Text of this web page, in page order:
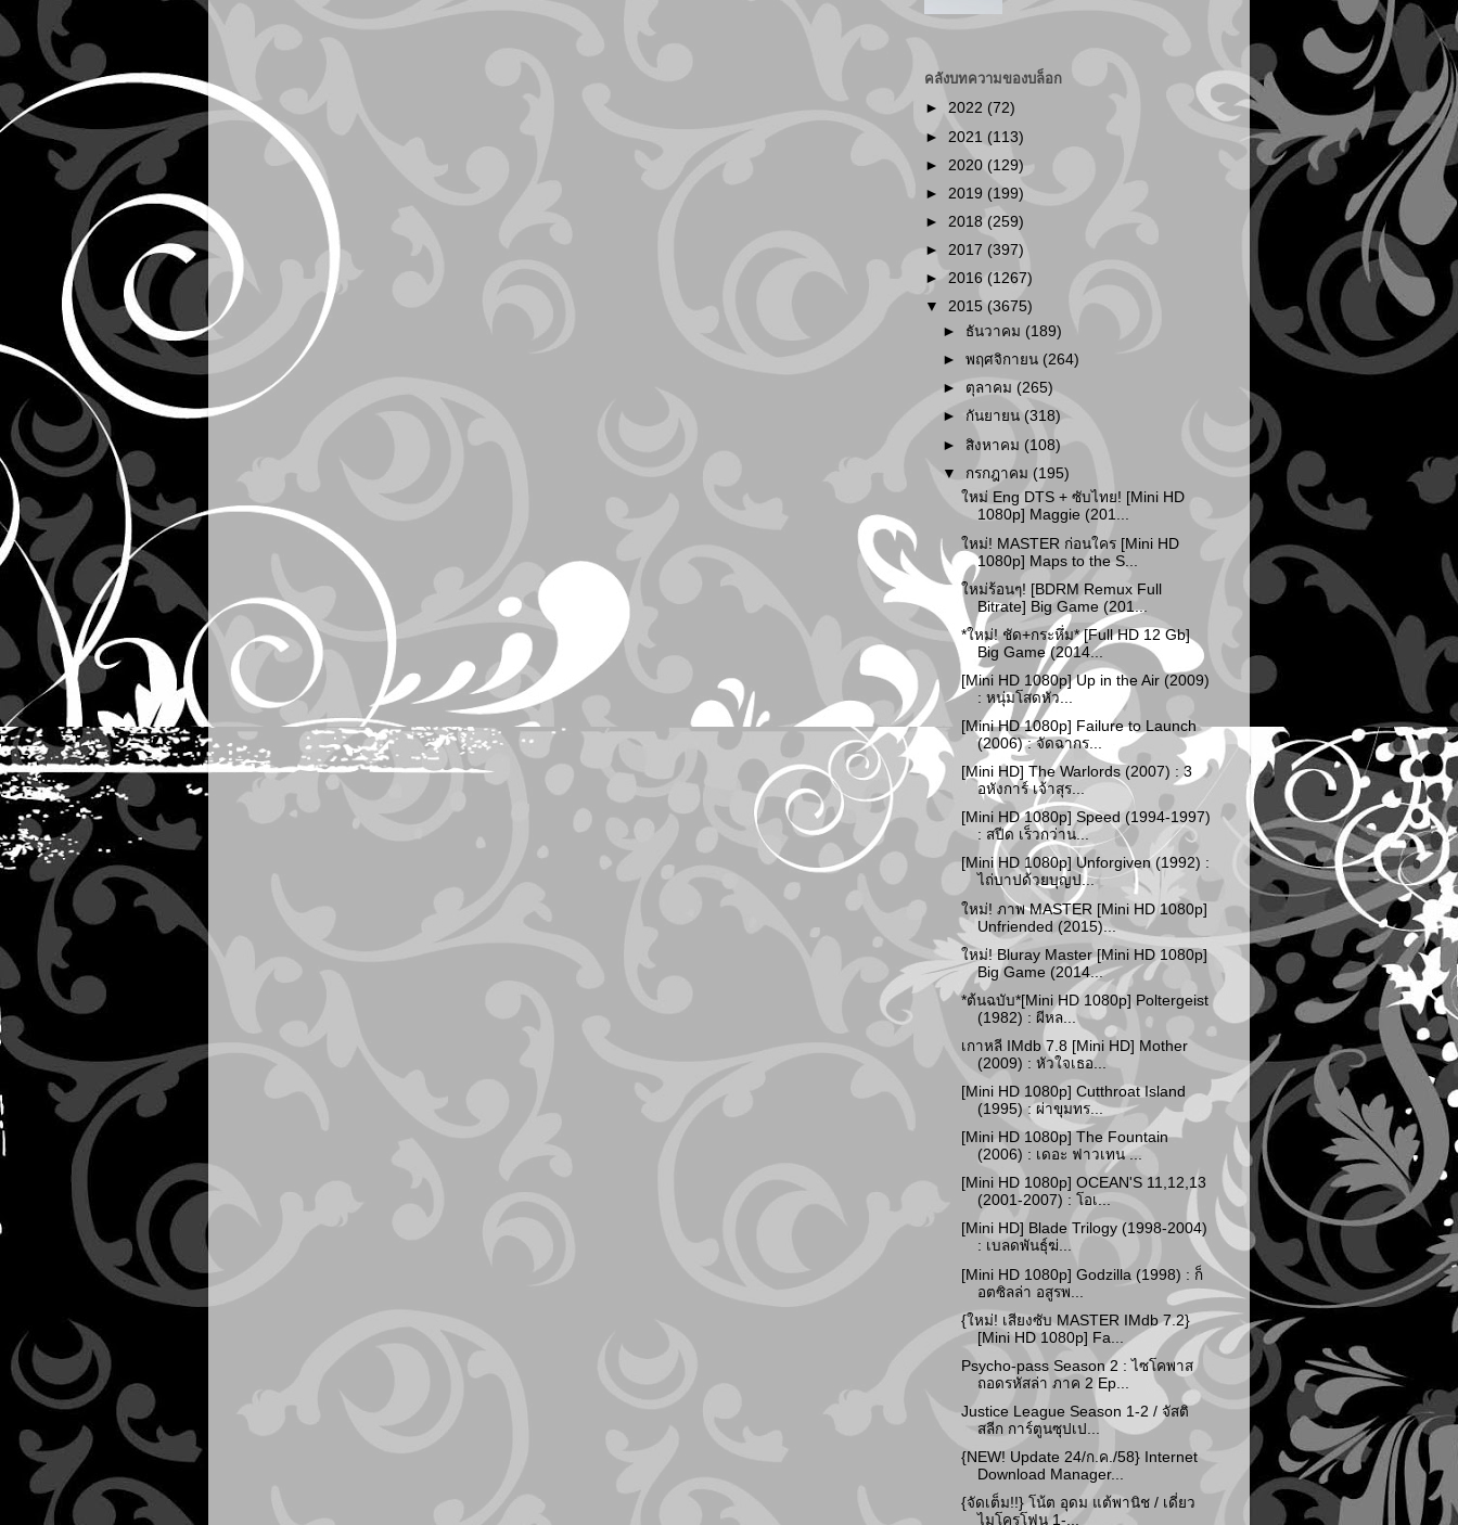
คลังบทความของบล็อก
► 2022 (72)
► 2021 (113)
► 2020 (129)
► 2019 (199)
► 2018 (259)
► 2017 (397)
► 2016 (1267)
▼ 2015 (3675)
► ธันวาคม (189)
►พฤศจิกายน (264)
► ตุลาคม (265)
► กันยายน(318)
►สิงหาคม (108)
▼ กรกฎาคม(195)
ใหม่ Eng DTS + ซับไทย! [Mini HD
1080p] Maggie (201...
ใหม่! MASTER ก่อนใคร [Mini HD
1080p] Maps to the S...
ใหม่ร้อนๆ! [BDRM Remux Full
Bitrate] Big Game (201...
*ใหม่! ชัด+กระหึ่ม* [Full HD 12 Gb]
Big Game (2014...
[Mini HD 1080p] Up in the Air (2009)
: หนุ่มโสดหัว...
[Mini HD 1080p] Failure to Launch
(2006) : จัดฉากร...
[Mini HD] The Warlords (2007) : 3
อหังการ์ เจ้าสุร...
[Mini HD 1080p] Speed (1994-1997)
: สปีด เร็วกว่าน...
[Mini HD 1080p] Unforgiven (1992) :
ไถ่บาปด้วยบุญป...
ใหม่! ภาพ MASTER [Mini HD 1080p]
Unfriended (2015)...
ใหม่! Bluray Master [Mini HD 1080p]
Big Game (2014...
*ต้นฉบับ*[Mini HD 1080p] Poltergeist
(1982) : ผีหล...
เกาหลี IMdb 7.8 [Mini HD] Mother
(2009) : หัวใจเธอ...
[Mini HD 1080p] Cutthroat Island
(1995) : ผ่าขุมทร...
[Mini HD 1080p] The Fountain
(2006) : เดอะ ฟาวเทน ...
[Mini HD 1080p] OCEAN'S 11,12,13
(2001-2007) : โอเ...
[Mini HD] Blade Trilogy (1998-2004)
: เบลดพันธุ์ฆ่...
[Mini HD 1080p] Godzilla (1998) : ก็
อตซิลล่า อสูรพ...
{ใหม่! เสียงซับ MASTER IMdb 7.2}
[Mini HD 1080p] Fa...
Psycho-pass Season 2 : ไซโคพาส
ถอดรหัสล่า ภาค 2 Ep...
Justice League Season 1-2 / จัสติ
สลีก การ์ตูนซุปเป...
{NEW! Update 24/ก.ค./58} Internet
Download Manager...
{จัดเต็ม!!} โน้ต อุดม แต้พานิช / เดี่ยว
ไมโครโฟน 1-...